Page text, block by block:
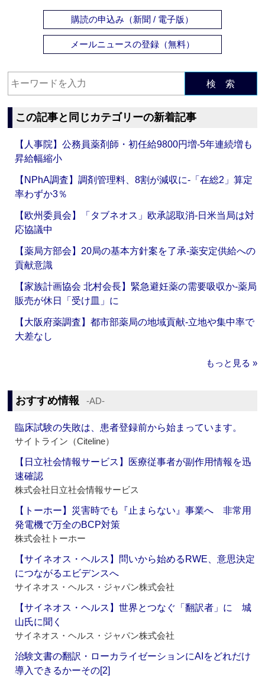
購読の申込み（新聞 / 電子版）
メールニュースの登録（無料）
検 索
この記事と同じカテゴリーの新着記事
【人事院】公務員薬剤師・初任給9800円増‐5年連続増も
昇給幅縮小
【NPhA調査】調剤管理料、8割が減収に‐「在総2」算定
率わずか3％
【欧州委員会】「タブネオス」欧承認取消‐日米当局は対
応協議中
【薬局方部会】20局の基本方針案を了承‐薬安定供給への
貢献意識
【家族計画協会 北村会長】緊急避妊薬の需要吸収か‐薬局
販売が休日「受け皿」に
【大阪府薬調査】都市部薬局の地域貢献‐立地や集中率で
大差なし
もっと見る »
おすすめ情報 ‐AD‐
臨床試験の失敗は、患者登録前から始まっています。
サイトライン（Citeline）
【日立社会情報サービス】医療従事者が副作用情報を迅
速確認
株式会社日立社会情報サービス
【トーホー】災害時でも『止まらない』事業へ 非常用
発電機で万全のBCP対策
株式会社トーホー
【サイネオス・ヘルス】問いから始めるRWE、意思決定
につながるエビデンスへ
サイネオス・ヘルス・ジャパン株式会社
【サイネオス・ヘルス】世界とつなぐ「翻訳者」に 城
山氏に聞く
サイネオス・ヘルス・ジャパン株式会社
治験文書の翻訳・ローカライゼーションにAIをどれだけ
導入できるかーその[2]